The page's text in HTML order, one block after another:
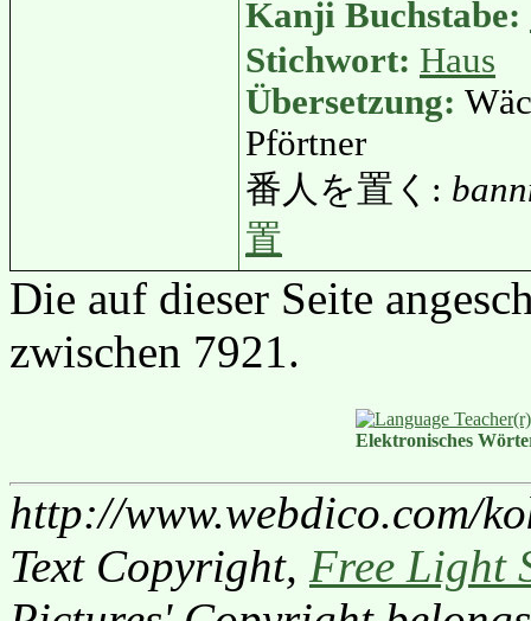
Kanji Buchstabe:
Stichwort: Haus
Übersetzung:
Pförtner
番人を置く:
置
Die auf dieser Seite
zwischen 7921.
Elektronisches
http://www.webdico.com/
Text Copyright, Free Light